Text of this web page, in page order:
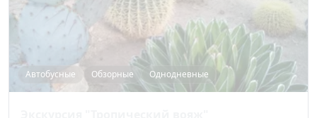
Автобусные Обзорные Однодневные